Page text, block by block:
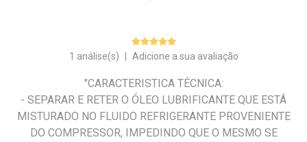
1 análise(s) Adicione a sua avaliação
"CARACTERISTICA TÉCNICA:
- SEPARAR E RETER O ÓLEO LUBRIFICANTE QUE ESTÁ
MISTURADO NO FLUIDO REFRIGERANTE PROVENIENTE
DO COMPRESSOR, IMPEDINDO QUE O MESMO SE